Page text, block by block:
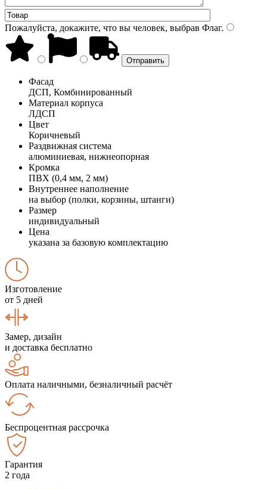
Пожалуйста, докажите, что вы человек, выбрав Флаг.
Фасад
ДСП, Комбинированный
Материал корпуса
ЛДСП
Цвет
Коричневый
Раздвижная система
алюминиевая, нижнеопорная
Кромка
ПВХ (0,4 мм, 2 мм)
Внутреннее наполнение
на выбор (полки, корзины, штанги)
Размер
индивидуальный
Цена
указана за базовую комплектацию
Изготовление
от 5 дней
Замер, дизайн
и доставка бесплатно
Оплата наличными, безналичный расчёт
Беспроцентная рассрочка
Гарантия
2 года